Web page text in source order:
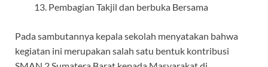
Pembagian Takjil dan berbuka Bersama
Pada sambutannya kepala sekolah menyatakan bahwa
kegiatan ini merupakan salah satu bentuk kontribusi